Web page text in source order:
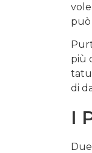
può
più
di
I